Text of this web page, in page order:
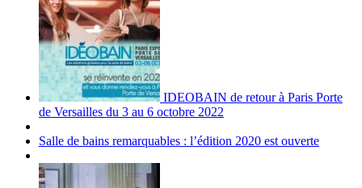
IDEOBAIN de retour à Paris Porte
de Versailles du 3 au 6 octobre 2022
Salle de bains remarquables : l’édition 2020 est ouverte